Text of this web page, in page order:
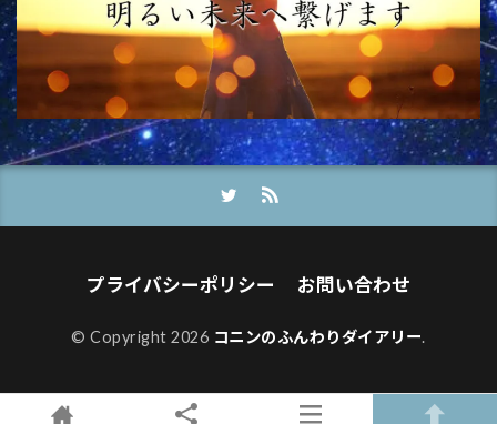
プライバシーポリシー お問い合わせ
© Copyright 2026 コニンのふんわりダイアリー.